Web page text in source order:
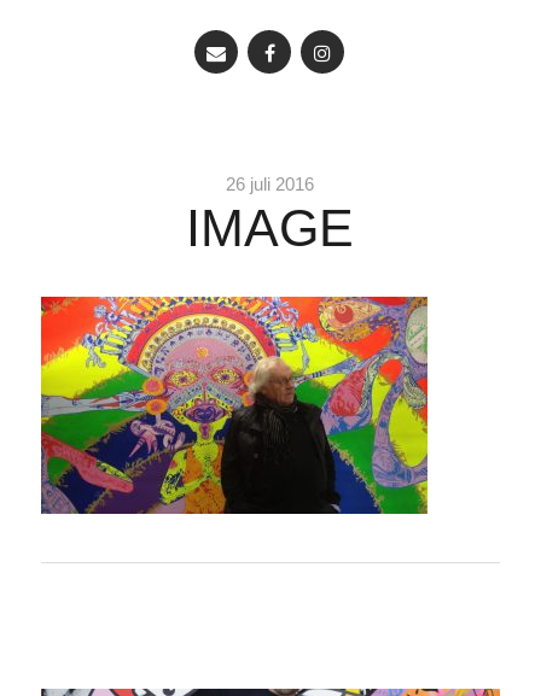
26 juli 2016
IMAGE